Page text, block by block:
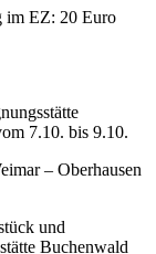
im EZ: 20 Euro
7.10. bis 9.10.
– Oberhausen
und
Buchenwald